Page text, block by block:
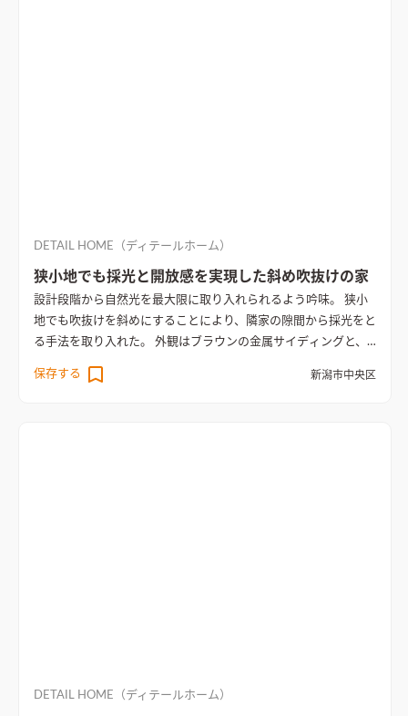
DETAIL HOME（ディテールホーム）
狭小地でも採光と開放感を実現した斜め吹抜けの家
設計段階から自然光を最大限に取り入れられるよう吟味。 狭小
地でも吹抜けを斜めにすることにより、隣家の隙間から採光をと
る手法を取り入れた。 外観はブラウンの金属サイディングと、
住宅が密集する中で、植栽スペースを確保することにより暮らし
保存する 新潟市中央区
DETAIL HOME（ディテールホーム）